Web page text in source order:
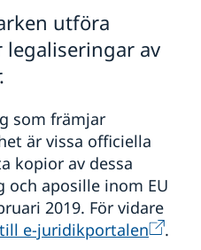
ID-kort i Ungern
vuxen
barn
utföra
av
som främjar
är vissa officiella
kopior av dessa
och aposille inom EU
2019. För vidare
e-juridikportalen .